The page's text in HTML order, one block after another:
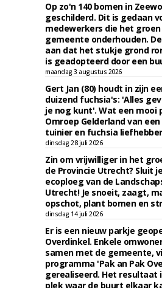
Op zo'n 140 bomen in
geschilderd. Dit is gedaan
medewerkers die het groen
gemeente onderhouden.
aan dat het stukje grond
is geadopteerd door een
maandag 3 augustus 2026
Gert Jan (80) houdt in zijn
duizend fuchsia's: 'Alles
je nog kunt'. Wat een mooi
Omroep Gelderland van
tuinier en fuchsia
dinsdag 28 juli 2026
Zin om vrijwilliger in het
de Provincie Utrecht? Sluit
ecoploeg van de
Utrecht! Je snoeit, zaagt,
opschot, plant bomen en
dinsdag 14 juli 2026
Er is een nieuw parkje
Overdinkel. Enkele
samen met de gemeente,
programma 'Pak an Pak
gerealiseerd. Het resultaat
plek waar de buurt elkaar